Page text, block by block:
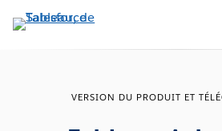
Aller
au
VERSION DU PRODUIT ET